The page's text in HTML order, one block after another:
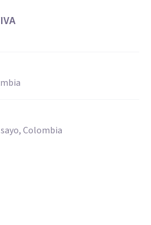
Colombia